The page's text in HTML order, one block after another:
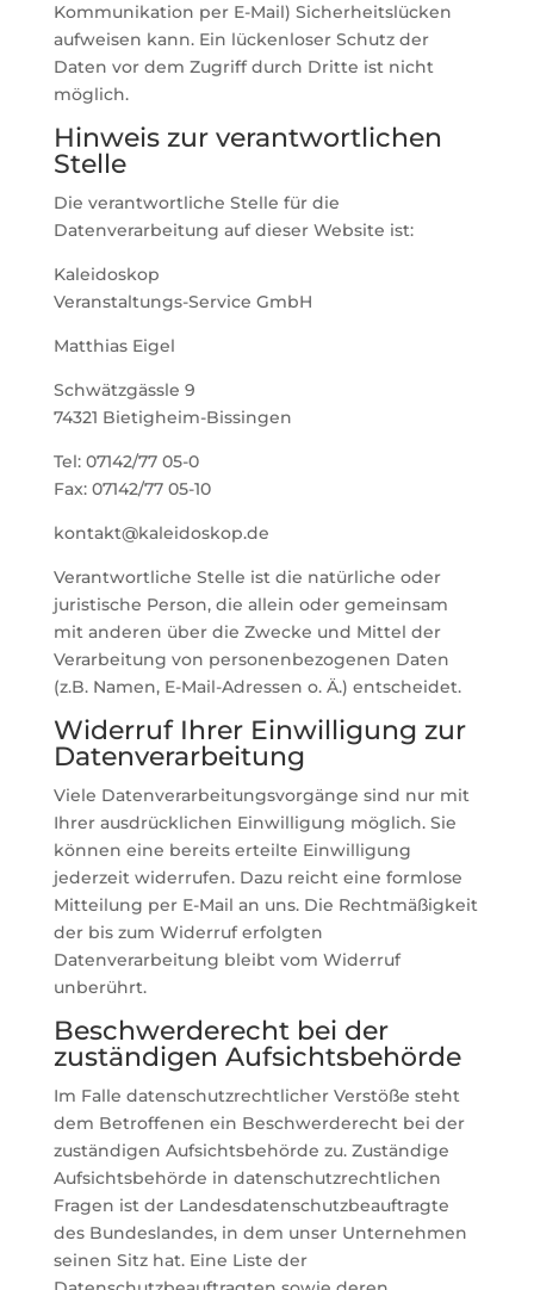
Kommunikation per E-Mail) Sicherheitslücken
aufweisen kann. Ein lückenloser Schutz der
Daten vor dem Zugriff durch Dritte ist nicht
möglich.
Hinweis zur verantwortlichen
Stelle
Die verantwortliche Stelle für die
Datenverarbeitung auf dieser Website ist:
Kaleidoskop
Veranstaltungs-Service GmbH
Matthias Eigel
Schwätzgässle 9
74321 Bietigheim-Bissingen
Tel: 07142/77 05-0
Fax: 07142/77 05-10
kontakt@kaleidoskop.de
Verantwortliche Stelle ist die natürliche oder
juristische Person, die allein oder gemeinsam
mit anderen über die Zwecke und Mittel der
Verarbeitung von personenbezogenen Daten
(z.B. Namen, E-Mail-Adressen o. Ä.) entscheidet.
Widerruf Ihrer Einwilligung zur
Datenverarbeitung
Viele Datenverarbeitungsvorgänge sind nur mit
Ihrer ausdrücklichen Einwilligung möglich. Sie
können eine bereits erteilte Einwilligung
jederzeit widerrufen. Dazu reicht eine formlose
Mitteilung per E-Mail an uns. Die Rechtmäßigkeit
der bis zum Widerruf erfolgten
Datenverarbeitung bleibt vom Widerruf
unberührt.
Beschwerderecht bei der
zuständigen Aufsichtsbehörde
Im Falle datenschutzrechtlicher Verstöße steht
dem Betroffenen ein Beschwerderecht bei der
zuständigen Aufsichtsbehörde zu. Zuständige
Aufsichtsbehörde in datenschutzrechtlichen
Fragen ist der Landesdatenschutzbeauftragte
des Bundeslandes, in dem unser Unternehmen
seinen Sitz hat. Eine Liste der